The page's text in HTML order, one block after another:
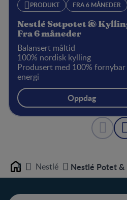
PRODUKT FRA 6 MÅNEDER
Nestlé Søtpotet &
Fra 6 måneder
Balansert måltid
100% nordisk kylling
Produsert med 100% fornybar
energi
Lavt saltinnhold
Oppdag
Home Nestlé Nestlé Potet &